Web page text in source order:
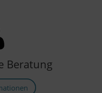
Beratung